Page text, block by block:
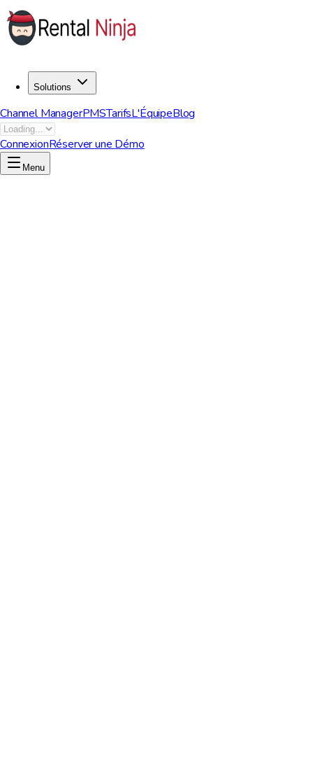
Solutions
Channel ManagerPMSTarifsL'ÉquipeBlog
ConnexionRéserver une Démo
Menu